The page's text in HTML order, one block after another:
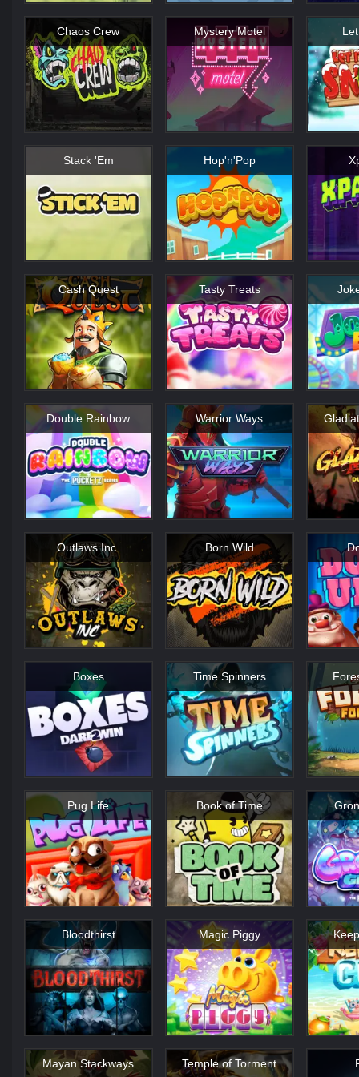
Chaos Crew Mystery Motel
Stack 'Em Hop'n'Pop
Cash Quest Tasty Treats
Double Rainbow Warrior Ways
Outlaws Inc. Born Wild
Boxes Time Spinners
Pug Life Book of Time
Bloodthirst Magic Piggy
Mayan Stackways Temple of Torment